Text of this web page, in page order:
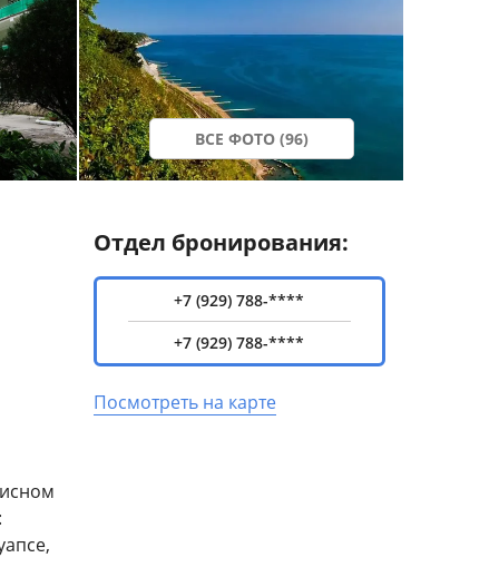
ВСЕ ФОТО (96)
Отдел бронирования:
+7 (929) 788-****
+7 (929) 788-****
Посмотреть на карте